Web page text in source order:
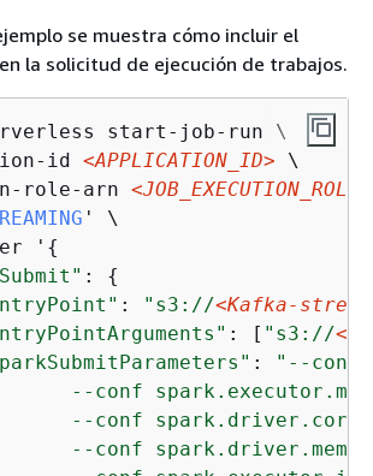
se muestra cómo incluir el
la solicitud de ejecución de trabajos.
start-job-run \
id <APPLICATION_ID> \
role-arn <JOB_EXECUTION_ROLE>
' \
' {
: {
: "s3://<Kafka-
: [ "s3://
:
"--conf
--conf
--conf
--conf